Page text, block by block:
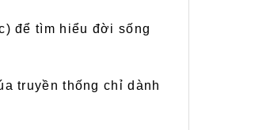
để tìm hiểu đời sống
truyền thống chỉ dành